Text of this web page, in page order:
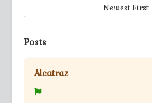
Newest First
Posts
Alcatraz